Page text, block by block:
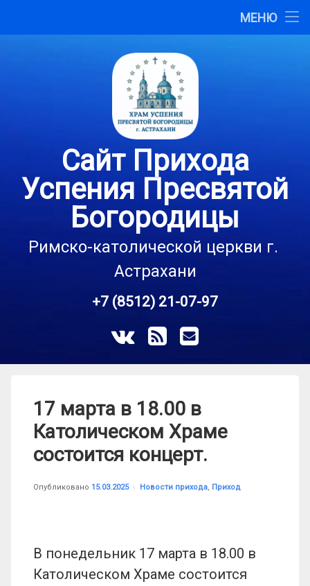
МЕНЮ
Сайт Прихода
Успения Пресвятой
Богородицы
Римско-католической церкви г.
Астрахани
+7 (8512) 21-07-97
ВКонтакте
RSS E-mail
17 марта в 18.00 в
Католическом Храме
состоится концерт.
Опубликовано 15.03.2025
Обновлено на 15.03.2025
от
Рубрики:
Новости прихода, Приход
В понедельник 17 марта в 18.00 в
Католическом Храме состоится